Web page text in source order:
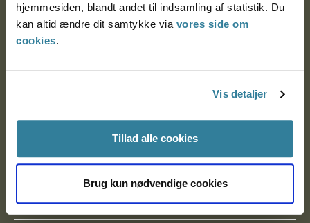
hjemmesiden, blandt andet til indsamling af statistik. Du
kan altid ændre dit samtykke via vores side om
cookies.
Vis detaljer
Tillad alle cookies
Brug kun nødvendige cookies
Ankestyrelsen
Ankestyrelsen Aalborg
Ankestyrelsen København